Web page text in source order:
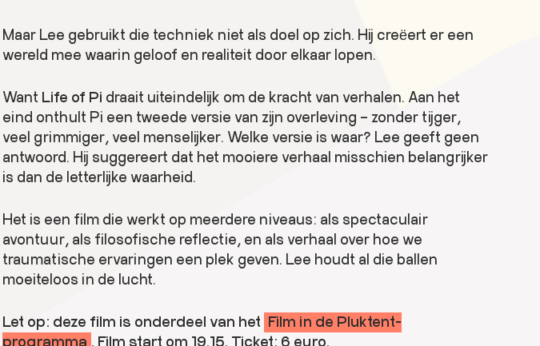
Maar Lee gebruikt die techniek niet als doel op zich. Hij creëert er een
wereld mee waarin geloof en realiteit door elkaar lopen.
Want Life of Pi draait uiteindelijk om de kracht van verhalen. Aan het
eind onthult Pi een tweede versie van zijn overleving – zonder tijger,
veel grimmiger, veel menselijker. Welke versie is waar? Lee geeft geen
antwoord. Hij suggereert dat het mooiere verhaal misschien belangrijker
is dan de letterlijke waarheid.
Het is een film die werkt op meerdere niveaus: als spectaculair
avontuur, als filosofische reflectie, en als verhaal over hoe we
traumatische ervaringen een plek geven. Lee houdt al die ballen
moeiteloos in de lucht.
Let op: deze film is onderdeel van het Film in de Pluktent-
programma . Film start om 19.15. Ticket: 6 euro.